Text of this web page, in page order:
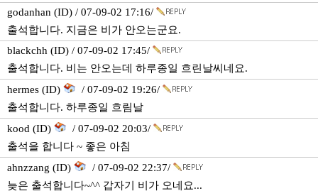
godanhan (ID) / 07-09-02 17:16/
출석합니다. 지금은 비가 안오는군요.
blackchh (ID) / 07-09-02 17:45/
출석합니다. 비는 안오는데 하루종일 흐린날씨네요.
hermes (ID)
/ 07-09-02 19:26/
출석합니다. 하루종일 흐림날
kood (ID)
/ 07-09-02 20:03/
출석을 합니다 ~ 좋은 아침
ahnzzang (ID)
/ 07-09-02 22:37/
늦은 출석합니다~^^ 갑자기 비가 오네요...